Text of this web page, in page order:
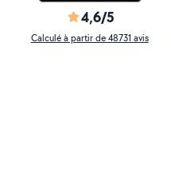
4,6/5
Calculé à partir de 48731 avis